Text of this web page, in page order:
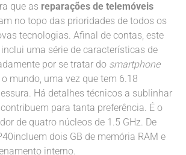
que as reparações de telemóveis
no topo das prioridades de todos os
tecnologias. Afinal de contas, este
uma série de características de
por se tratar do smartphone
mundo, uma vez que tem 6.18
Há detalhes técnicos a sublinhar
para tanta preferência. É o
de quatro núcleos de 1.5 GHz. De
dois GB de memória RAM e
interno.